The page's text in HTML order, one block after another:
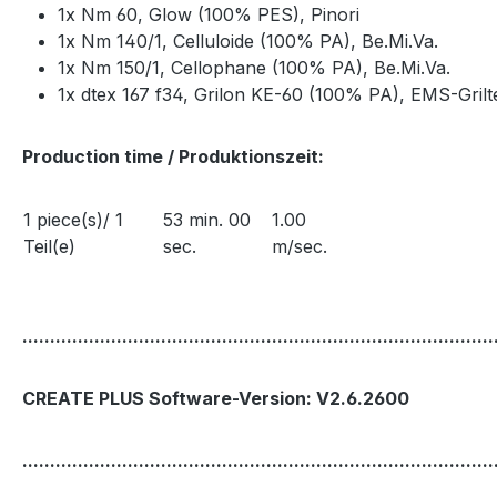
1x Nm 60, Glow (100% PES), Pinori
1x Nm 140/1, Celluloide (100% PA), Be.Mi.Va.
1x Nm 150/1, Cellophane (100% PA), Be.Mi.Va.
1x dtex 167 f34, Grilon KE-60 (100% PA), EMS-
Production time / Produktionszeit:
1 piece(s)/ 1
Teil(e)
53 min. 00
sec.
1.00
m/sec.
CREATE PLUS Software-Version: V2.6.2600